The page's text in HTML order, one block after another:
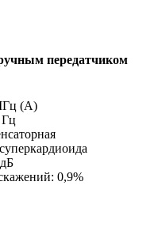
передатчиком
(A)
Гц
0,9%